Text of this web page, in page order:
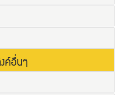
ค์อื่นๆ